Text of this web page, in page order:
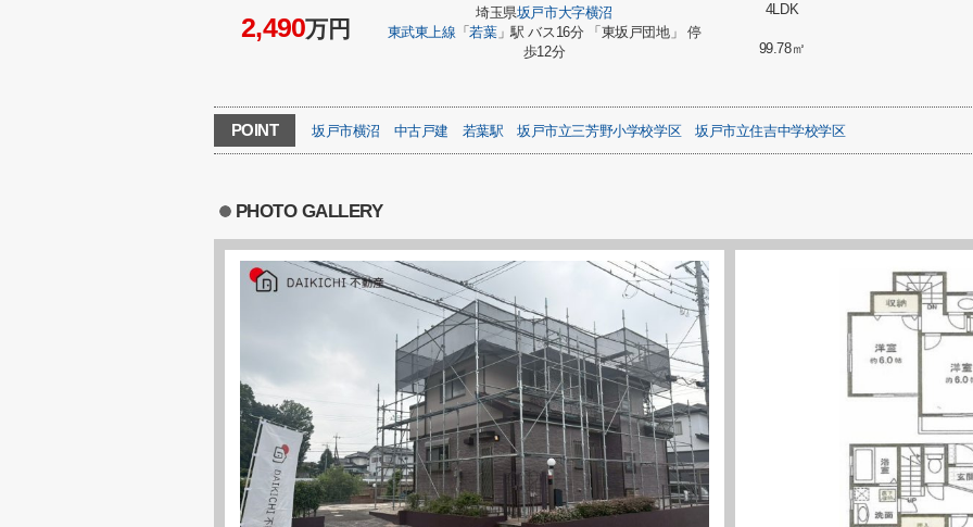
2,490万円
埼玉県坂戸市大字横沼
東武東上線 「若葉」駅 バス16分 「東坂戸団地」 停
歩12分
4LDK
99.78㎡
POINT 坂戸市横沼 中古戸建 若葉駅 坂戸市立三芳野小学校学区 坂戸市立住吉中学校学区
PHOTO GALLERY